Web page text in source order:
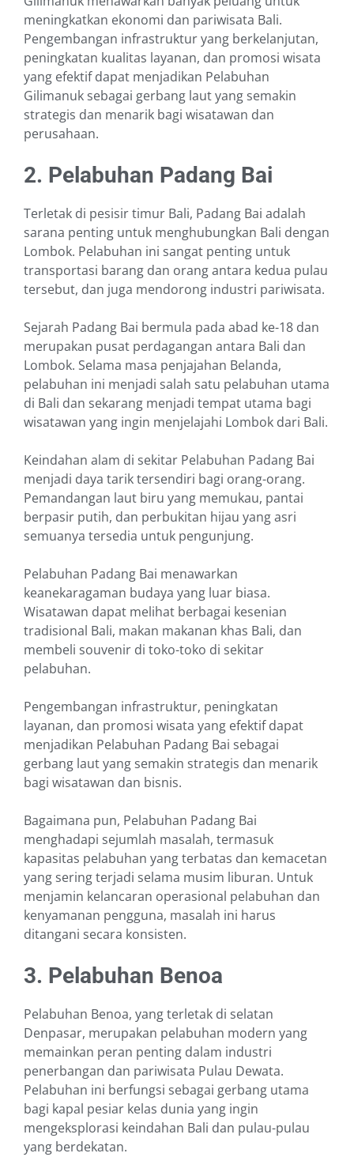
meningkatkan ekonomi dan pariwisata Bali.
Pengembangan infrastruktur yang berkelanjutan,
peningkatan kualitas layanan, dan promosi wisata
yang efektif dapat menjadikan Pelabuhan
Gilimanuk sebagai gerbang laut yang semakin
strategis dan menarik bagi wisatawan dan
perusahaan.
2. Pelabuhan Padang Bai
Terletak di pesisir timur Bali, Padang Bai adalah
sarana penting untuk menghubungkan Bali dengan
Lombok. Pelabuhan ini sangat penting untuk
transportasi barang dan orang antara kedua pulau
tersebut, dan juga mendorong industri pariwisata.
Sejarah Padang Bai bermula pada abad ke-18 dan
merupakan pusat perdagangan antara Bali dan
Lombok. Selama masa penjajahan Belanda,
pelabuhan ini menjadi salah satu pelabuhan utama
di Bali dan sekarang menjadi tempat utama bagi
wisatawan yang ingin menjelajahi Lombok dari Bali.
Keindahan alam di sekitar Pelabuhan Padang Bai
menjadi daya tarik tersendiri bagi orang-orang.
Pemandangan laut biru yang memukau, pantai
berpasir putih, dan perbukitan hijau yang asri
semuanya tersedia untuk pengunjung.
Pelabuhan Padang Bai menawarkan
keanekaragaman budaya yang luar biasa.
Wisatawan dapat melihat berbagai kesenian
tradisional Bali, makan makanan khas Bali, dan
membeli souvenir di toko-toko di sekitar
pelabuhan.
Pengembangan infrastruktur, peningkatan
layanan, dan promosi wisata yang efektif dapat
menjadikan Pelabuhan Padang Bai sebagai
gerbang laut yang semakin strategis dan menarik
bagi wisatawan dan bisnis.
Bagaimana pun, Pelabuhan Padang Bai
menghadapi sejumlah masalah, termasuk
kapasitas pelabuhan yang terbatas dan kemacetan
yang sering terjadi selama musim liburan. Untuk
menjamin kelancaran operasional pelabuhan dan
kenyamanan pengguna, masalah ini harus
ditangani secara konsisten.
3. Pelabuhan Benoa
Pelabuhan Benoa, yang terletak di selatan
Denpasar, merupakan pelabuhan modern yang
memainkan peran penting dalam industri
penerbangan dan pariwisata Pulau Dewata.
Pelabuhan ini berfungsi sebagai gerbang utama
bagi kapal pesiar kelas dunia yang ingin
mengeksplorasi keindahan Bali dan pulau-pulau
yang berdekatan.